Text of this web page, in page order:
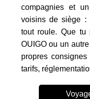
compagnies et
voisins de siège :
tout roule. Que tu
OUIGO ou un
propres
tarifs,